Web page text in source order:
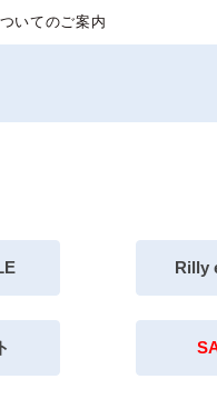
いてのご案内
Rilly